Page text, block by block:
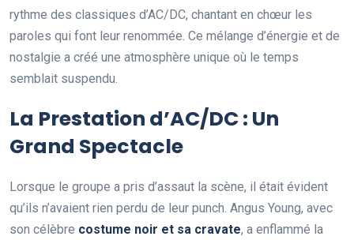
rythme des classiques d’AC/DC, chantant en chœur les
paroles qui font leur renommée. Ce mélange d’énergie et de
nostalgie a créé une atmosphère unique où le temps
semblait suspendu.
La Prestation d’AC/DC : Un
Grand Spectacle
Lorsque le groupe a pris d’assaut la scène, il était évident
qu’ils n’avaient rien perdu de leur punch. Angus Young, avec
son célèbre costume noir et sa cravate, a enflammé la